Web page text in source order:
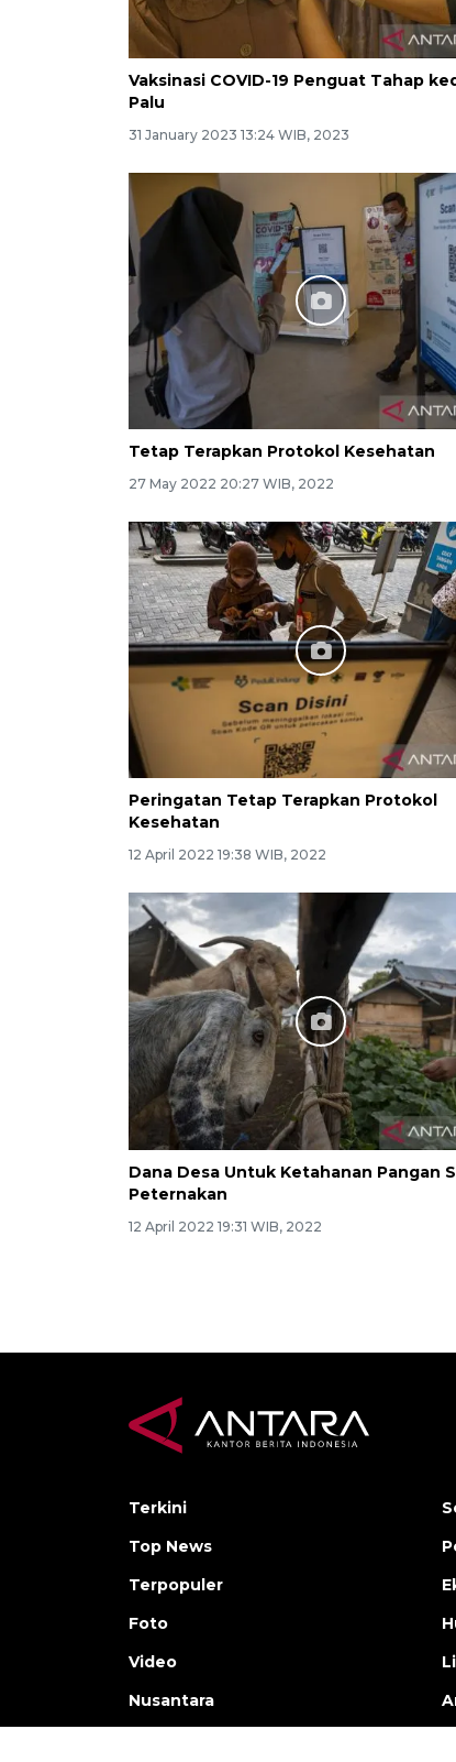
Vaksinasi COVID-19 Penguat Tahap
Palu
31 January 2023 13:24 WIB, 2023
Tetap Terapkan Protokol Kesehatan
27 May 2022 20:27 WIB, 2022
Peringatan Tetap Terapkan Protokol
Kesehatan
12 April 2022 19:38 WIB, 2022
Dana Desa Untuk Ketahanan Pangan
Peternakan
12 April 2022 19:31 WIB, 2022
Terkini
Top News
Terpopuler
Foto
Video
Nusantara